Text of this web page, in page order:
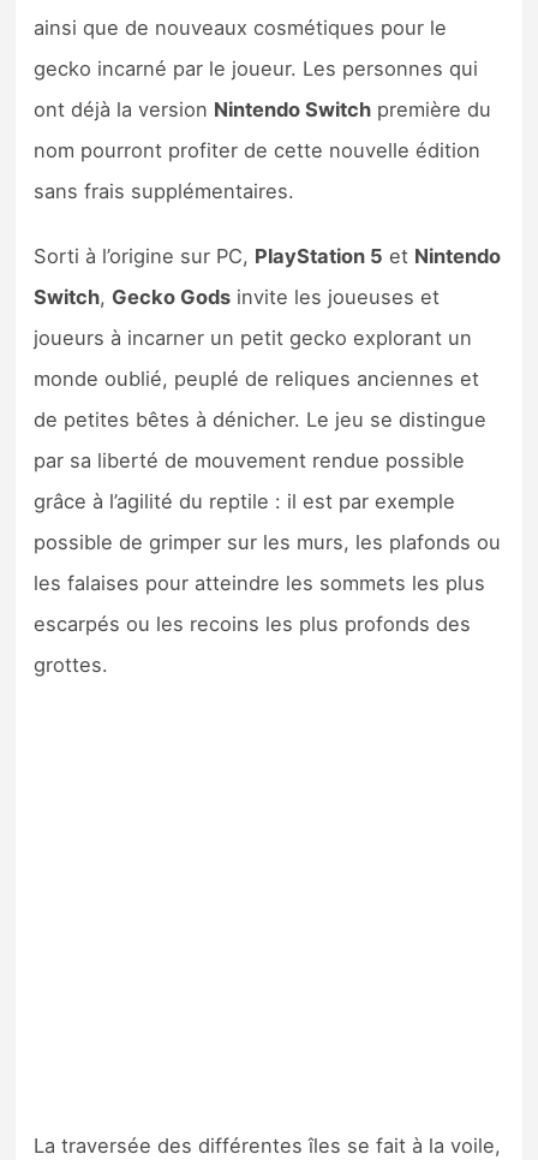
Précommandes jeux Switch 2
Sorties de jeux
Bons plans
ainsi que de nouveaux cosmétiques pour le
gecko incarné par le joueur. Les personnes qui
ont déjà la version Nintendo Switch première du
nom pourront profiter de cette nouvelle édition
sans frais supplémentaires.
Sorti à l’origine sur PC, PlayStation 5 et Nintendo
Switch, Gecko Gods invite les joueuses et
joueurs à incarner un petit gecko explorant un
monde oublié, peuplé de reliques anciennes et
de petites bêtes à dénicher. Le jeu se distingue
par sa liberté de mouvement rendue possible
grâce à l’agilité du reptile : il est par exemple
possible de grimper sur les murs, les plafonds ou
les falaises pour atteindre les sommets les plus
escarpés ou les recoins les plus profonds des
grottes.
La traversée des différentes îles se fait à la voile,